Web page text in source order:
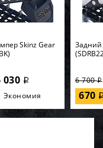
Skinz Gear
030 i
Экономия
Задний
6 700i
670